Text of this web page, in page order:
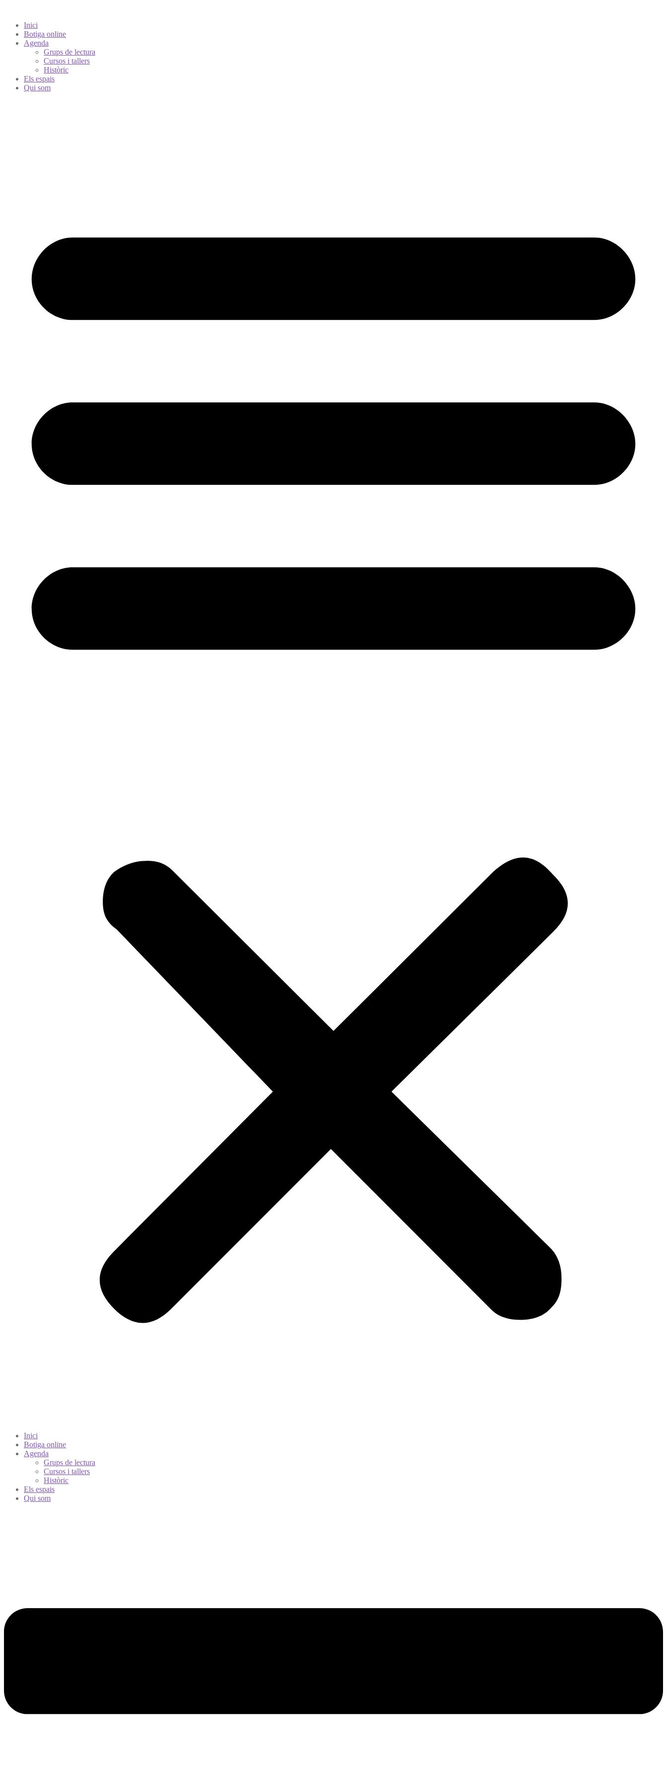
Inici
Botiga online
Agenda
Grups de lectura
Cursos i tallers
Històric
Els espais
Qui som
Inici
Botiga online
Agenda
Grups de lectura
Cursos i tallers
Històric
Els espais
Qui som